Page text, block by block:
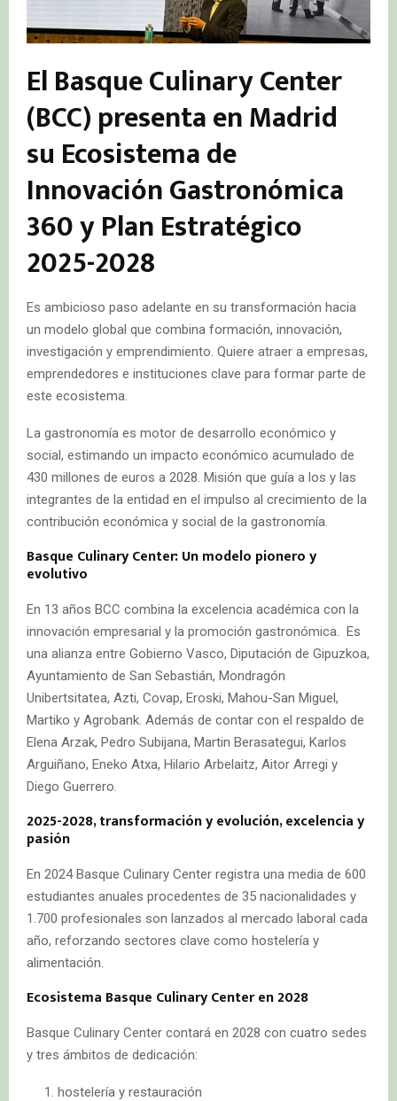
El Basque Culinary Center
(BCC) presenta en Madrid
su Ecosistema de
Innovación Gastronómica
360 y Plan Estratégico
2025-2028
Es ambicioso paso adelante en su transformación hacia
un modelo global que combina formación, innovación,
investigación y emprendimiento. Quiere atraer a empresas,
emprendedores e instituciones clave para formar parte de
este ecosistema.
La gastronomía es motor de desarrollo económico y
social, estimando un impacto económico acumulado de
430 millones de euros a 2028. Misión que guía a los y las
integrantes de la entidad en el impulso al crecimiento de la
contribución económica y social de la gastronomía.
Basque Culinary Center: Un modelo pionero y
evolutivo
En 13 años BCC combina la excelencia académica con la
innovación empresarial y la promoción gastronómica. Es
una alianza entre Gobierno Vasco, Diputación de Gipuzkoa,
Ayuntamiento de San Sebastián, Mondragón
Unibertsitatea, Azti, Covap, Eroski, Mahou-San Miguel,
Martiko y Agrobank. Además de contar con el respaldo de
Elena Arzak, Pedro Subijana, Martin Berasategui, Karlos
Arguiñano, Eneko Atxa, Hilario Arbelaitz, Aitor Arregi y
Diego Guerrero.
2025-2028, transformación y evolución, excelencia y
pasión
En 2024 Basque Culinary Center registra una media de 600
estudiantes anuales procedentes de 35 nacionalidades y
1.700 profesionales son lanzados al mercado laboral cada
año, reforzando sectores clave como hostelería y
alimentación.
Ecosistema Basque Culinary Center en 2028
Basque Culinary Center contará en 2028 con cuatro sedes
y tres ámbitos de dedicación:
hostelería y restauración